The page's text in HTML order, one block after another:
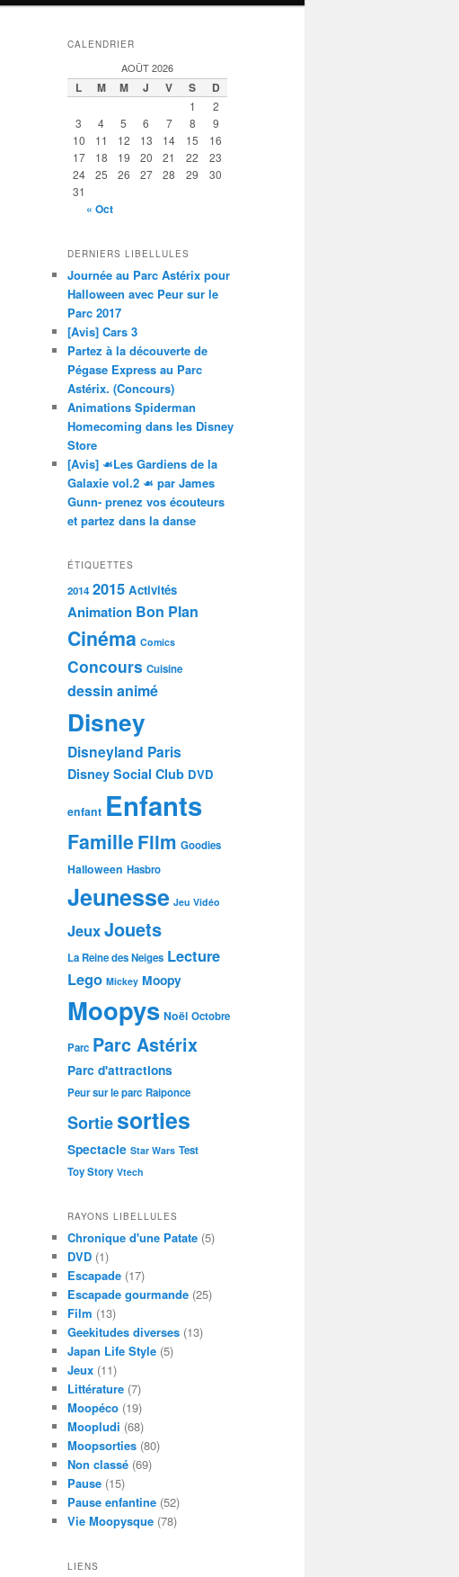
CALENDRIER
AOÛT 2026
L M M J V S D
1
2
3
4 5 6 7 8
9
10
11 12 13 14 15
16
17
18 19 20 21 22
23
24
25 26 27 28 29
30
31
« Oct
DERNIERS LIBELLULES
Journée au Parc Astérix pour
Halloween avec Peur sur le
Parc 2017
[Avis] Cars 3
Partez à la découverte de
Pégase Express au Parc
Astérix. (Concours)
Animations Spiderman
Homecoming dans les Disney
Store
[Avis] ☙Les Gardiens de la
Galaxie vol.2 ☙ par James
Gunn- prenez vos écouteurs
et partez dans la danse
ÉTIQUETTES
2014 2015 Activités
Animation Bon Plan
Cinéma Comics
Concours Cuisine
dessin animé
Disney
Disneyland Paris
Disney Social Club DVD
enfant Enfants
FamilleFilm Goodies
Halloween Hasbro
Jeunesse Jeu Vidéo
JeuxJouets
La Reine des Neiges Lecture
Lego Mickey Moopy
Moopys Noël Octobre
Parc Parc Astérix
Parc d'attractions
Peur sur le parc Raiponce
Sortiesorties
Spectacle Star Wars Test
Toy Story Vtech
RAYONS LIBELLULES
Chronique d'une Patate (5)
DVD (1)
Escapade (17)
Escapade gourmande (25)
Film (13)
Geekitudes diverses (13)
Japan Life Style (5)
Jeux (11)
Littérature (7)
Moopéco (19)
Moopludi (68)
Moopsorties (80)
Non classé (69)
Pause (15)
Pause enfantine (52)
Vie Moopysque (78)
LIENS